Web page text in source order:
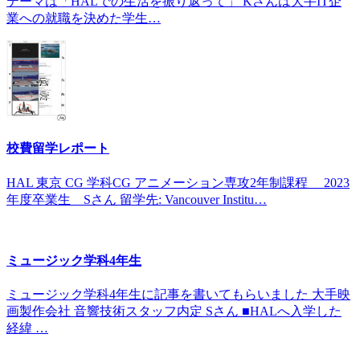
業への就職を決めた学生…
校費留学レポート
HAL 東京 CG 学科CG アニメーション専攻2年制課程 2023
年度卒業生 Sさん 留学先: Vancouver Institu…
ミュージック学科4年生
ミュージック学科4年生に記事を書いてもらいました 大手映
画製作会社 音響技術スタッフ内定 Sさん ■HALへ入学した
経緯 …